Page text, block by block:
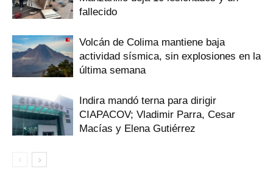
fallecido
Volcán de Colima mantiene baja
actividad sísmica, sin explosiones en la
última semana
Indira mandó terna para dirigir
CIAPACOV; Vladimir Parra, Cesar
Macías y Elena Gutiérrez